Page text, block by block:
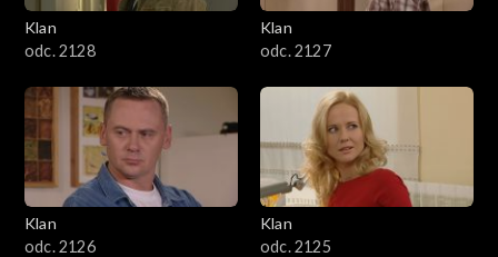
Klan
odc. 2128
Klan
odc. 2127
Klan
odc. 2126
Klan
odc. 2125